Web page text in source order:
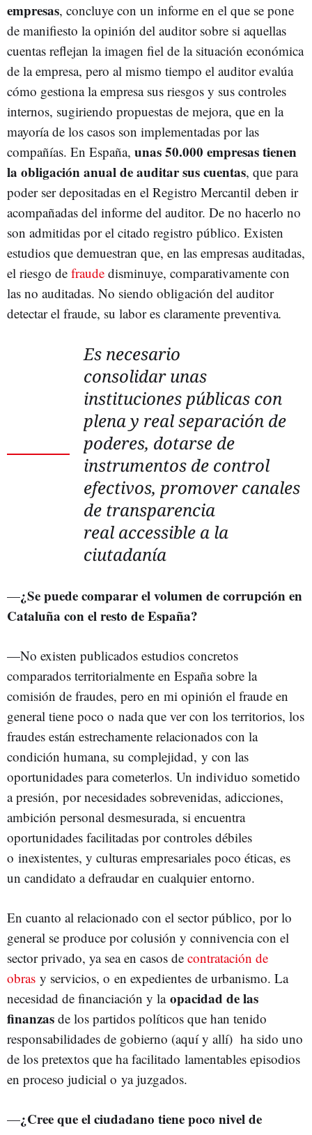
empresas, concluye con un informe en el que se pone
de manifiesto la opinión del auditor sobre si aquellas
cuentas reflejan la imagen fiel de la situación económica
de la empresa, pero al mismo tiempo el auditor evalúa
cómo gestiona la empresa sus riesgos y sus controles
internos, sugiriendo propuestas de mejora, que en la
mayoría de los casos son implementadas por las
compañías. En España, unas 50.000 empresas tienen
la obligación anual de auditar sus cuentas, que para
poder ser depositadas en el Registro Mercantil deben ir
acompañadas del informe del auditor. De no hacerlo no
son admitidas por el citado registro público. Existen
estudios que demuestran que, en las empresas auditadas,
el riesgo de fraude disminuye, comparativamente con
las no auditadas. No siendo obligación del auditor
detectar el fraude, su labor es claramente preventiva.
Es necesario
consolidar unas
instituciones públicas con
plena y real separación de
poderes, dotarse de
instrumentos de control
efectivos, promover canales
de transparencia
real accessible a la
ciutadanía
—¿Se puede comparar el volumen de corrupción en
Cataluña con el resto de España?
—No existen publicados estudios concretos
comparados territorialmente en España sobre la
comisión de fraudes, pero en mi opinión el fraude en
general tiene poco o nada que ver con los territorios, los
fraudes están estrechamente relacionados con la
condición humana, su complejidad, y con las
oportunidades para cometerlos. Un individuo sometido
a presión, por necesidades sobrevenidas, adicciones,
ambición personal desmesurada, si encuentra
oportunidades facilitadas por controles débiles
o inexistentes, y culturas empresariales poco éticas, es
un candidato a defraudar en cualquier entorno.
En cuanto al relacionado con el sector público, por lo
general se produce por colusión y connivencia con el
sector privado, ya sea en casos de contratación de
obras y servicios, o en expedientes de urbanismo. La
necesidad de financiación y la opacidad de las
finanzas de los partidos políticos que han tenido
responsabilidades de gobierno (aquí y allí) ha sido uno
de los pretextos que ha facilitado lamentables episodios
en proceso judicial o ya juzgados.
—¿Cree que el ciudadano tiene poco nivel de